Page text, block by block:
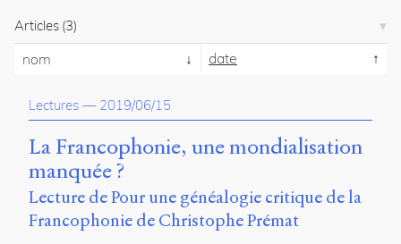
Présentation
Publier
du
site
Archipel
En
ligne
Articles (3)
nom date
Lectures — 2019/06/15
La Francophonie, une mondialisation
manquée ?
Lecture de Pour une généalogie critique de la
Francophonie de Christophe Prémat